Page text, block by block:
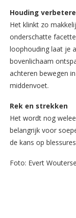
Houding
Het klinkt zo
onderschatte
loophouding laat je
bovenlichaam
achteren bewegen
middenvoet.
Rek en strekken
Het wordt nog
belangrijk voor
de kans op
Foto: Evert